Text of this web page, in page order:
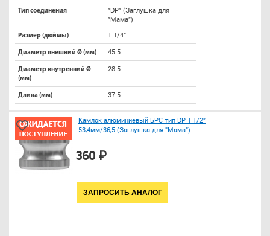
Тип соединения
"DP" (Заглушка для
"Мама")
Размер (дюймы) 1 1/4"
Диаметр внешний Ø (мм) 45.5
Диаметр внутренний Ø
(мм)
28.5
Длина (мм) 37.5
Камлок алюминиевый БРС тип DP 1 1/2"
53,4мм/36,5 (Заглушка для "Мама")
360 ₽
ЗАПРОСИТЬ АНАЛОГ